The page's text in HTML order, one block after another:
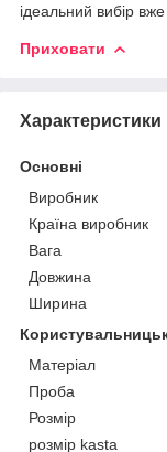
ідеальний вибір вже
Приховати
Характеристики
Основні
Виробник
Країна виробник
Вага
Довжина
Ширина
Матеріал
Проба
Розмір
розмір kasta